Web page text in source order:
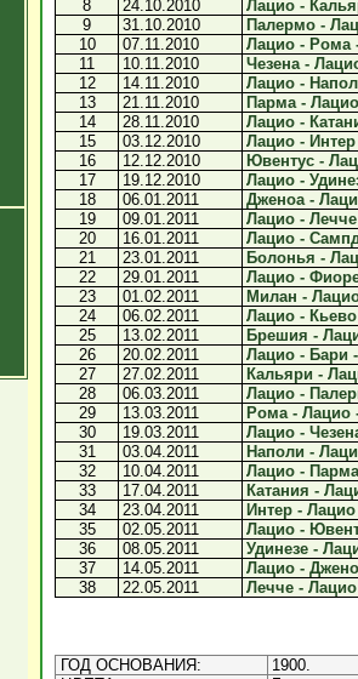
8
24.10.2010 Лацио -
9
31.10.2010 Палермо -
10
07.11.2010
Лацио - Рома
11
10.11.2010
Чезена -
12
14.11.2010 Лацио -
13
21.11.2010 Парма -
14
28.11.2010 Лацио -
15
03.12.2010 Лацио - Интер
16
12.12.2010 Ювентус -
17
19.12.2010 Лацио -
18
06.01.2011
Дженоа -
19
09.01.2011 Лацио -
20
16.01.2011 Лацио -
21
23.01.2011 Болонья -
22
29.01.2011 Лацио -
23
01.02.2011
Милан -
24
06.02.2011 Лацио -
25
13.02.2011 Брешия -
26
20.02.2011 Лацио - Бари
27
27.02.2011
Кальяри -
28
06.03.2011 Лацио -
29
13.03.2011
Рома - Лацио
30
19.03.2011 Лацио -
31
03.04.2011 Наполи -
32
10.04.2011 Лацио -
33
17.04.2011 Катания -
34
23.04.2011 Интер - Лацио
35
02.05.2011
Лацио -
36
08.05.2011 Удинезе -
37
14.05.2011 Лацио -
38
22.05.2011 Лечче -
ГОД ОСНОВАНИЯ:
1900.